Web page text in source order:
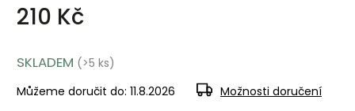
210 Kč
SKLADEM (>5 ks)
Můžeme doručit do: 11.8.2026 Možnosti doručení